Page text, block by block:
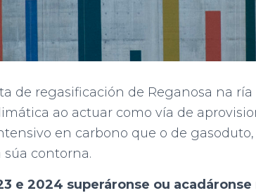
de regasificación de Reganosa na
ao actuar como vía de
en carbono que o de
súa contorna.
e 2024 superáronse ou